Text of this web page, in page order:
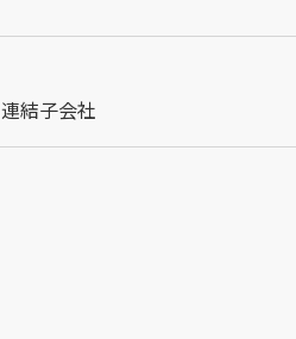
結子会社